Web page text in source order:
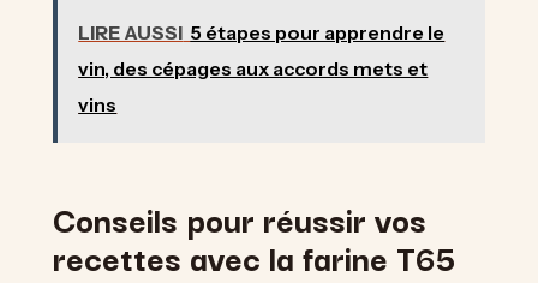
LIRE AUSSI 5 étapes pour apprendre le
vin, des cépages aux accords mets et
vins
Conseils pour réussir vos
recettes avec la farine T65